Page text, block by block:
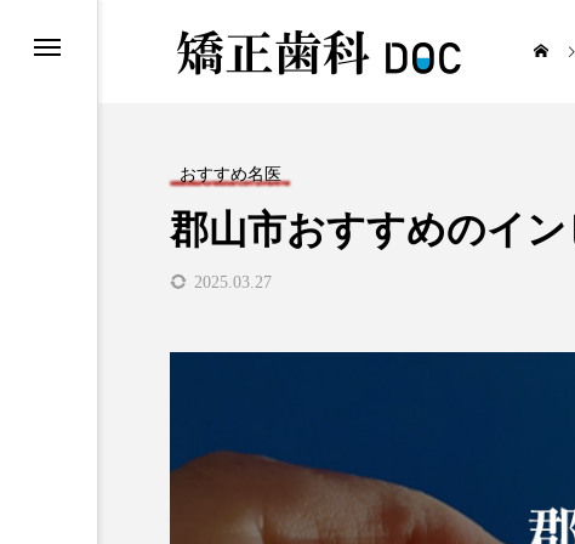
ワイヤー矯正
おすすめ名医
郡山市おすすめのイ
2025.03.27